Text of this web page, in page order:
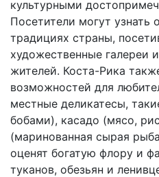
культурными
Посетители могут узнать
традициях страны,
художественные галереи
жителей. Коста-Рика
возможностей для
местные деликатесы,
бобами), касадо (мясо,
(маринованная сырая
оценят богатую флору и
туканов, обезьян и